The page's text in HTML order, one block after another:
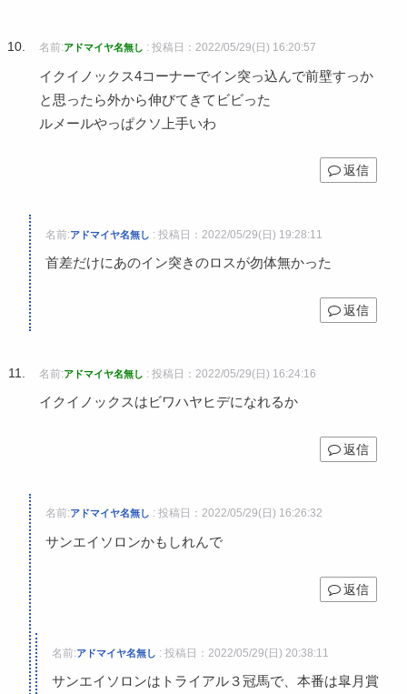
名前:アドマイヤ名無し : 投稿日：2022/05/29(日) 16:20:57
イクイノックス4コーナーでイン突っ込んで前壁すっか
と思ったら外から伸びてきてビビった
ルメールやっぱクソ上手いわ
返信
名前:アドマイヤ名無し : 投稿日：2022/05/29(日) 19:28:11
首差だけにあのイン突きのロスが勿体無かった
返信
名前:アドマイヤ名無し : 投稿日：2022/05/29(日) 16:24:16
イクイノックスはビワハヤヒデになれるか
返信
名前:アドマイヤ名無し : 投稿日：2022/05/29(日) 16:26:32
サンエイソロンかもしれんで
返信
名前:アドマイヤ名無し : 投稿日：2022/05/29(日) 20:38:11
サンエイソロンはトライアル３冠馬で、本番は皐月賞